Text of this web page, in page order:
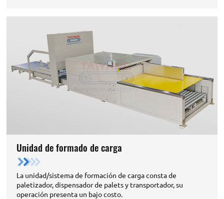
Unidad de formado de carga
La unidad/sistema de formación de carga consta de
paletizador, dispensador de palets y transportador, su
operación presenta un bajo costo.